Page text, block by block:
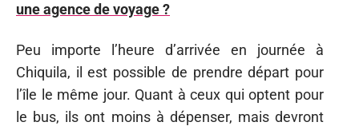
une agence de voyage ?
Peu importe l’heure d’arrivée en journée à
Chiquila, il est possible de prendre départ pour
l’île le même jour. Quant à ceux qui optent pour
le bus, ils ont moins à dépenser, mais devront